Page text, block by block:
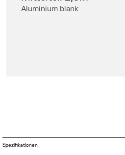
Aluminium blank
Spezifikationen